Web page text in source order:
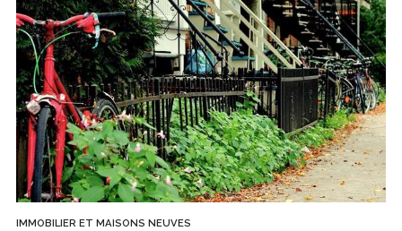
IMMOBILIER ET MAISONS NEUVES